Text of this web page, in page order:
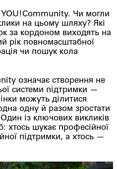
YOU!Community. Чи могли
на цьому шляху? Які
за кордоном виходять на
рік повномасштабної
чи пошук кола
означає створення не
системи підтримки —
можуть ділитися
одну й разом зростати
із ключових викликів
хтось шукає професійної
підтримки, а хтось —